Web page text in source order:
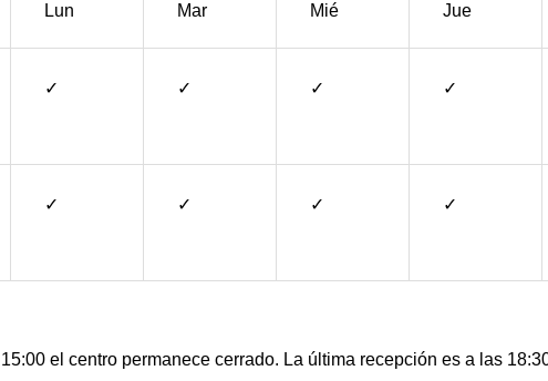
Lun Mar Mié Jue
✓ ✓ ✓ ✓
✓ ✓ ✓ ✓
el centro permanece cerrado. La última recepción es a las